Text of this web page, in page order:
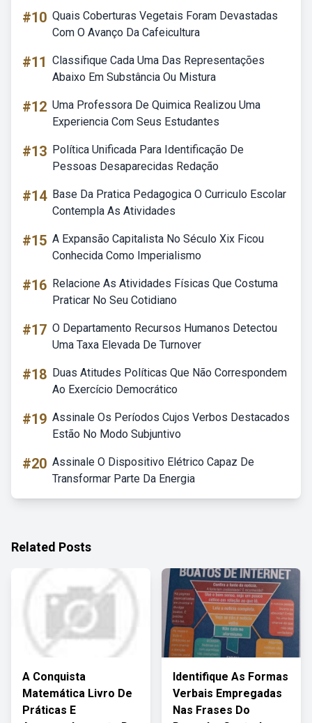
#10 Quais Coberturas Vegetais Foram Devastadas
Com O Avanço Da Cafeicultura
#11 Classifique Cada Uma Das Representações
Abaixo Em Substância Ou Mistura
#12 Uma Professora De Quimica Realizou Uma
Experiencia Com Seus Estudantes
#13 Política Unificada Para Identificação De
Pessoas Desaparecidas Redação
#14 Base Da Pratica Pedagogica O Curriculo Escolar
Contempla As Atividades
#15 A Expansão Capitalista No Século Xix Ficou
Conhecida Como Imperialismo
#16 Relacione As Atividades Físicas Que Costuma
Praticar No Seu Cotidiano
#17 O Departamento Recursos Humanos Detectou
Uma Taxa Elevada De Turnover
#18 Duas Atitudes Políticas Que Não Correspondem
Ao Exercício Democrático
#19 Assinale Os Períodos Cujos Verbos Destacados
Estão No Modo Subjuntivo
#20 Assinale O Dispositivo Elétrico Capaz De
Transformar Parte Da Energia
Related Posts
A Conquista
Matemática Livro De
Práticas E
Identifique As Formas
Verbais Empregadas
Nas Frases Do